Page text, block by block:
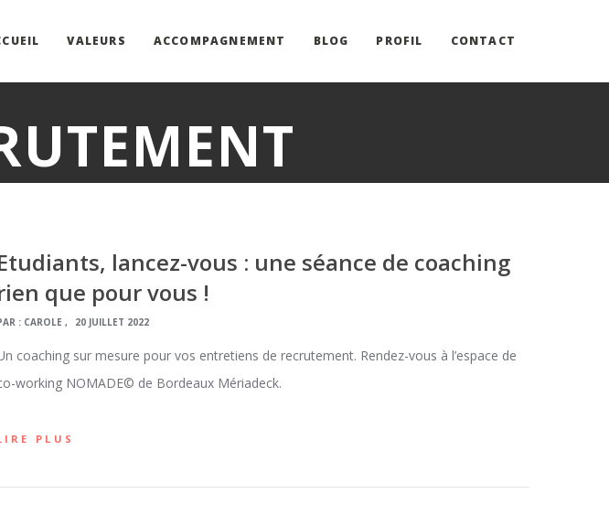
VALEURS ACCOMPAGNEMENT BLOG PROFIL CONTACT
lancez-vous : une séance de coaching
que pour vous !
: CAROLE 20 JUILLET 2022
coaching sur mesure pour vos entretiens de recrutement. Rendez-vous à l’espace de
working NOMADE© de Bordeaux Mériadeck.
PLUS